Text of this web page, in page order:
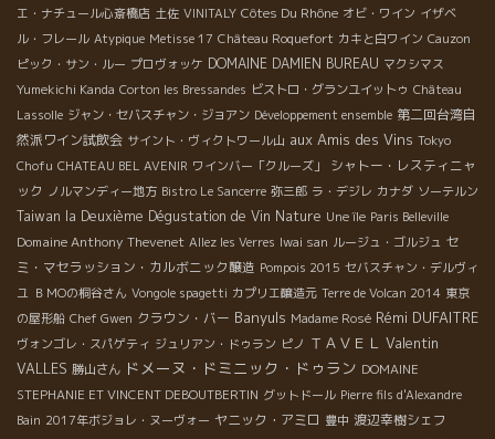
エ・ナチュール心斎橋店 土佐 VINITALY Côtes Du Rhône オビ・ワイン イザベ
ル・フレール Atypique Metisse 17 Château Roquefort カキと白ワイン Cauzon
ピック・サン・ルー プロヴォッケ DOMAINE DAMIEN BUREAU マクシマス
Yumekichi Kanda Corton les Bressandes ビストロ・グランユイットゥ Château
Lassolle ジャン・セバスチャン・ジョアン Développement ensemble 第二回台湾自
然派ワイン試飲会 サイント・ヴィクトワール山 aux Amis des Vins Tokyo
Chofu CHATEAU BEL AVENIR ワインバー「クルーズ」
シャトー・レスティニャ
ック ノルマンディー地方 Bistro Le Sancerre 弥三郎 ラ・デジレ カナダ ソーテルン
Taiwan la Deuxième Dégustation de Vin Nature Une île Paris Belleville
Domaine Anthony Thevenet Allez les Verres Iwai san ルージュ・ゴルジュ セ
ミ・マセラッション・カルボニック醸造 Pompois 2015 セバスチャン・デルヴィ
ユ ＢＭОの桐谷さん Vongole spagetti カプリエ醸造元 Terre de Volcan 2014 東京
の屋形船 Chef Gwen クラウン・バー Banyuls Madame Rosé Rémi DUFAITRE
ヴォンゴレ・スパゲティ ジュリアン・ドゥラン ピノ ＴＡＶＥＬ Valentin
VALLES 勝山さん ドメーヌ・ドミニック・ドゥラン DOMAINE
STEPHANIE ET VINCENT DEBOUTBERTIN グットドール Pierre fils d'Alexandre
Bain 2017年ボジョレ・ヌーヴォー ヤニック・アミロ 豊中 渡辺幸樹シェフ